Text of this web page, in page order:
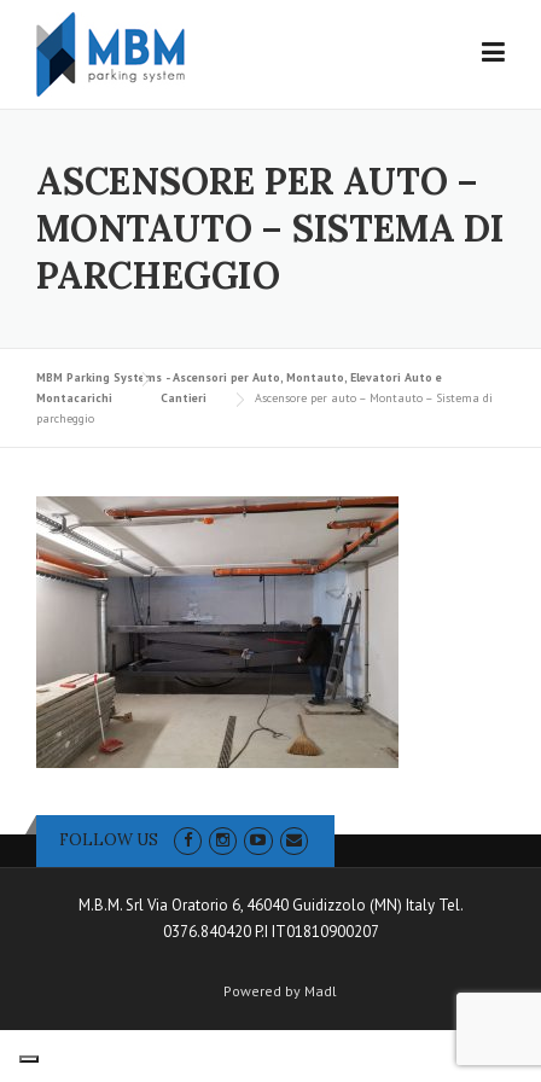
Skip to content
ASCENSORE PER AUTO –
MONTAUTO – SISTEMA DI
PARCHEGGIO
MBM Parking Systems - Ascensori per Auto, Montauto, Elevatori Auto e
Montacarichi
Cantieri
Ascensore per auto – Montauto – Sistema di
parcheggio
FOLLOW US
M.B.M. Srl Via Oratorio 6, 46040 Guidizzolo (MN) Italy Tel.
0376.840420 P.I IT01810900207
Powered by Madl